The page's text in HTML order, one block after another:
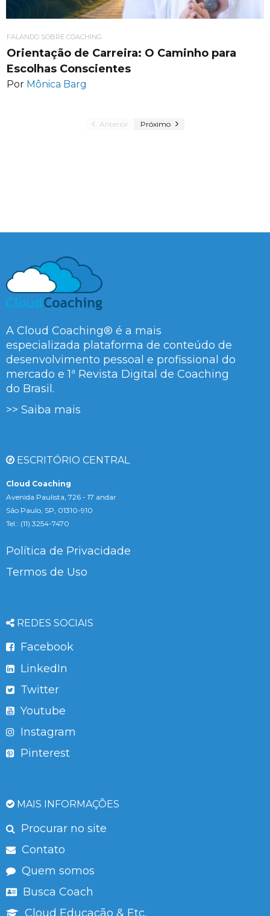
FALANDO SOBRE COACHING
Orientação de Carreira: O Caminho para
Escolhas Conscientes
Por Mônica Barg
Anterior Próximo
A Cloud Coaching® é a mais
especializada plataforma de conteúdo de
desenvolvimento pessoal e profissional do
mercado e 1ª Revista Digital de Coaching
do Brasil.
>> Saiba mais
ESCRITÓRIO CENTRAL
Cloud Coaching
Avenida Paulista, 726 - 17 andar
São Paulo, SP, 01310-910
Tel.: (11) 3254-7470
Política de Privacidade
Termos de Uso
REDES SOCIAIS
Facebook
LinkedIn
Twitter
Youtube
Instagram
Pinterest
MAIS INFORMAÇÕES
Procurar no site
Contato
Quem somos
Busca Coach
Cloud Educação & Etc.